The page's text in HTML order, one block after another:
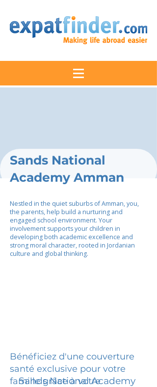
Sands National
Academy Amman
Nestled in the quiet suburbs of Amman, you,
the parents, help build a nurturing and
engaged school environment. Your
involvement supports your children in
developing both academic excellence and
strong moral character, rooted in Jordanian
culture and global thinking.
Bénéficiez d'une couverture
santé exclusive pour votre
famille grâce à votre
Sands National Academy